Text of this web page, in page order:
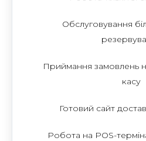
Обслуговування
Приймання замовлень
касу
Готовий сайт
Робота на POS-